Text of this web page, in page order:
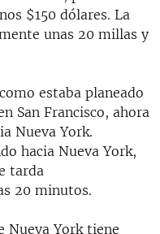
$150 dólares. La
unas 20 millas y
estaba planeado
San Francisco, ahora
Nueva York.
hacia Nueva York,
tarda
20 minutos.
Nueva York tiene